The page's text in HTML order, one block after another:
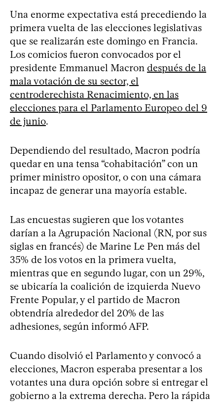
Una enorme expectativa está precediendo la
primera vuelta de las elecciones legislativas
que se realizarán este domingo en Francia.
Los comicios fueron convocados por el
presidente Emmanuel Macron después de la
mala votación de su sector, el
centroderechista Renacimiento, en las
elecciones para el Parlamento Europeo del 9
de junio.
Dependiendo del resultado, Macron podría
quedar en una tensa “cohabitación” con un
primer ministro opositor, o con una cámara
incapaz de generar una mayoría estable.
Las encuestas sugieren que los votantes
darían a la Agrupación Nacional (RN, por sus
siglas en francés) de Marine Le Pen más del
35% de los votos en la primera vuelta,
mientras que en segundo lugar, con un 29%,
se ubicaría la coalición de izquierda Nuevo
Frente Popular, y el partido de Macron
obtendría alrededor del 20% de las
adhesiones, según informó AFP.
Cuando disolvió el Parlamento y convocó a
elecciones, Macron esperaba presentar a los
votantes una dura opción sobre si entregar el
gobierno a la extrema derecha. Pero la rápida